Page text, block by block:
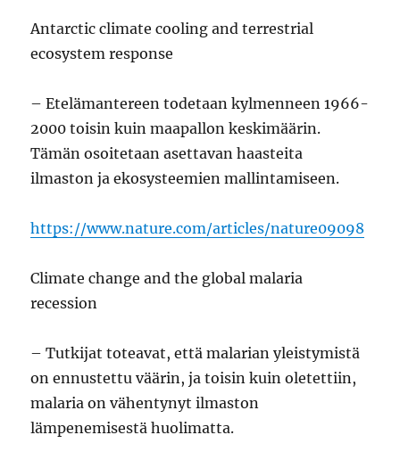
Antarctic climate cooling and terrestrial
ecosystem response
– Etelämantereen todetaan kylmenneen 1966-
2000 toisin kuin maapallon keskimäärin.
Tämän osoitetaan asettavan haasteita
ilmaston ja ekosysteemien mallintamiseen.
https://www.nature.com/articles/nature09098
Climate change and the global malaria
recession
– Tutkijat toteavat, että malarian yleistymistä
on ennustettu väärin, ja toisin kuin oletettiin,
malaria on vähentynyt ilmaston
lämpenemisestä huolimatta.